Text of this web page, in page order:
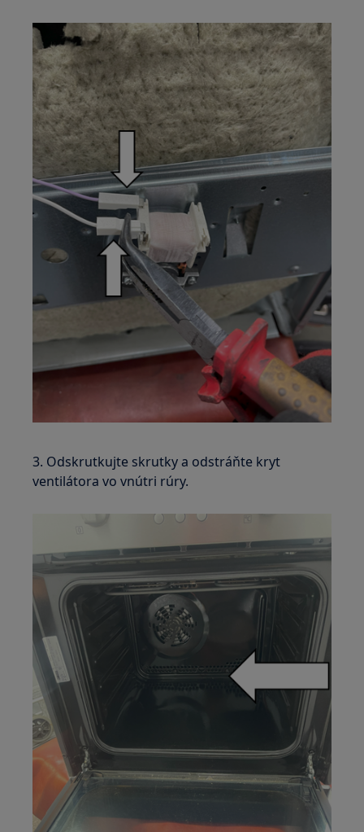
3. Odskrutkujte skrutky a odstráňte kryt
ventilátora vo vnútri rúry.